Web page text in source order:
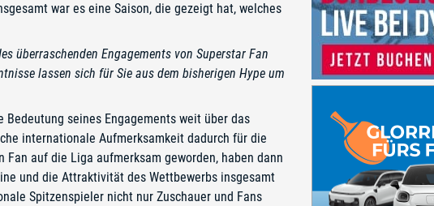
war es eine Saison, die gezeigt hat, welches
überraschenden Engagements von Superstar Fan
lassen sich für Sie aus dem bisherigen Hype um
seines Engagements weit über das
internationale Aufmerksamkeit dadurch für die
auf die Liga aufmerksam geworden, haben dann
und die Attraktivität des Wettbewerbs insgesamt
Spitzenspieler nicht nur Zuschauer und Fans